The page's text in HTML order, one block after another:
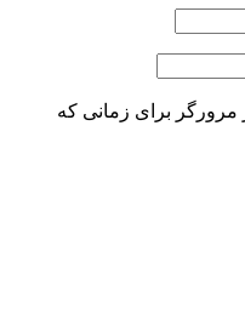
مرورگر برای زمانی که